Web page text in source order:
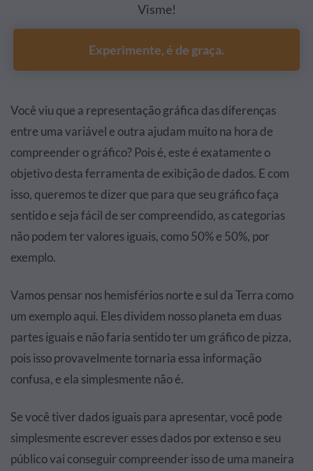
Visme!
Experimente, é de graça.
Você viu que a representação gráfica das diferenças
entre uma variável e outra ajudam muito na hora de
compreender o gráfico? Pois é, este é exatamente o
objetivo desta ferramenta de exibição de dados. E com
isso, queremos te dizer que para que seu gráfico faça
sentido e seja fácil de ser compreendido, as categorias
não podem ter valores iguais, como 50% e 50%, por
exemplo.
Vamos pensar nos hemisférios norte e sul da Terra como
um exemplo aqui. Eles dividem nosso planeta em duas
partes iguais e não faria sentido ter um gráfico de pizza,
pois isso provavelmente tornaria essa informação
confusa, e ela simplesmente não é.
Se você tiver dados iguais para apresentar, você pode
simplesmente escrever esses dados por extenso e seu
público vai conseguir compreender isso de uma maneira